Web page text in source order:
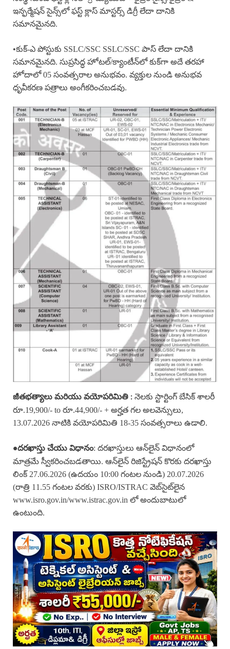
ఇన్ఫర్మేషన్ సైన్స్‌లో ఫస్ట్ క్లాస్ మాస్టర్స్ డిగ్రీ లేదా దానికి
సమానమైనది.
•కుక్-ఎ పోస్టుకు SSLC/SSC SSLC/SSC పాస్ లేదా దానికి
సమానమైనది. సుప్రసిద్ధ హోటల్/క్యాంటీన్‌లో కుక్‌గా అదే తరహా
హోదాలో 05 సంవత్సరాల అనుభవం. వ్యక్తుల నుండి అనుభవ
ధృవీకరణ పత్రాలు అంగీకరించబడవు.
జీతభత్యాలు మరియు వయోపరిమితి : నెలకు స్టార్టింగ్ బేసిక్ శాలరీ
రూ.19,900/- to రూ.44,900/- + అర్హత గల అలవెన్సులు,
13.07.2026 నాటికి వయోపరిమితి 18-35 సంవత్సరాలు ఉడాలి.
•దరఖాస్తు చేయు విధానం: దరఖాస్తులు ఆన్‌లైన్ విధానంలో
మాత్రమే స్వీకరించబడతాయి. ఆన్‌లైన్ రిజిస్ట్రేషన్ కొరకు దరఖాస్తు
లింక్ 27.06.2026 (ఉదయం 10:00 గంటల నుండి) 20.07.2026
(రాత్రి 11.55 గంటల వరకు) ISRO/ISTRAC వెబ్‌సైట్‌లైన
www.isro.gov.in/www.istrac.gov.in లో అందుబాటులో
ఉంటుంది.